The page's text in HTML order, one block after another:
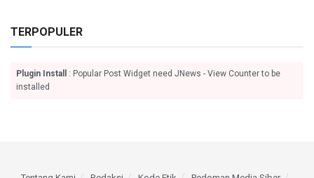
TERPOPULER
Plugin Install
: Popular Post Widget need JNews - View Counter to be
installed